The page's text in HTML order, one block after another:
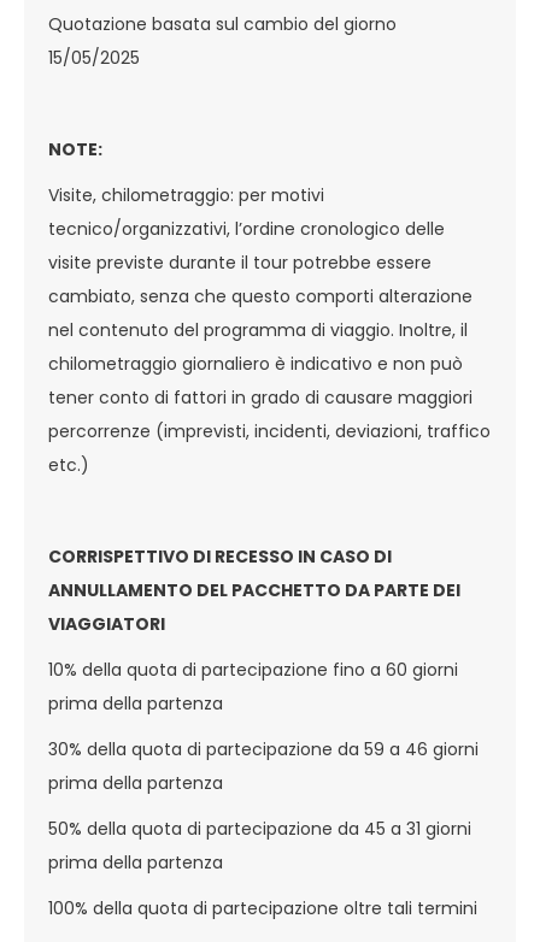
Quotazione basata sul cambio del giorno
15/05/2025
NOTE:
Visite, chilometraggio: per motivi
tecnico/organizzativi, l’ordine cronologico delle
visite previste durante il tour potrebbe essere
cambiato, senza che questo comporti alterazione
nel contenuto del programma di viaggio. Inoltre, il
chilometraggio giornaliero è indicativo e non può
tener conto di fattori in grado di causare maggiori
percorrenze (imprevisti, incidenti, deviazioni, traffico
etc.)
CORRISPETTIVO DI RECESSO IN CASO DI
ANNULLAMENTO DEL PACCHETTO DA PARTE DEI
VIAGGIATORI
10% della quota di partecipazione fino a 60 giorni
prima della partenza
30% della quota di partecipazione da 59 a 46 giorni
prima della partenza
50% della quota di partecipazione da 45 a 31 giorni
prima della partenza
100% della quota di partecipazione oltre tali termini